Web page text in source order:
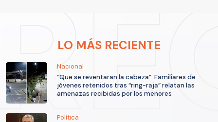
LO MÁS RECIENTE
Nacional
“Que se reventaran la cabeza”: Familiares de
jóvenes retenidos tras “ring-raja” relatan las
amenazas recibidas por los menores
Política